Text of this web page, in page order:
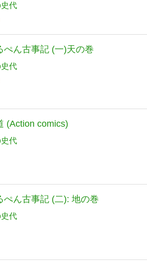
代
ぺん古事記 (一)天の巻
代
(Action comics)
代
ぺん古事記 (二): 地の巻
代